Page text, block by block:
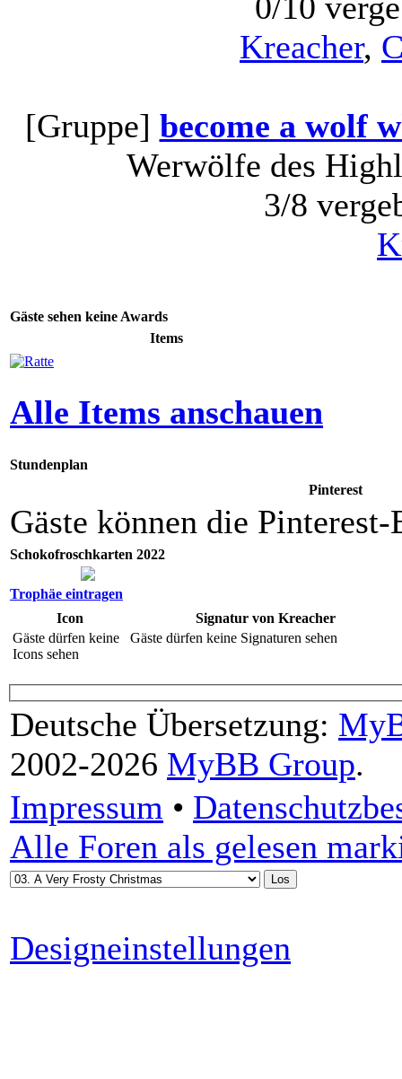
Kreacher,
[Gruppe] become a wolf
Werwölfe des
3/8
Gäste sehen keine Awards
Items
Alle Items anschauen
Stundenplan
Pinterest
Gäste können die
Schokofroschkarten 2022
Trophäe eintragen
Icon
Signatur von Kreacher
Gäste dürfen keine
Icons sehen
Gäste dürfen keine Signaturen sehen
Deutsche Übersetzung:
2002-2026 MyBB Group.
Impressum •
Alle Foren als gelesen
Designeinstellungen